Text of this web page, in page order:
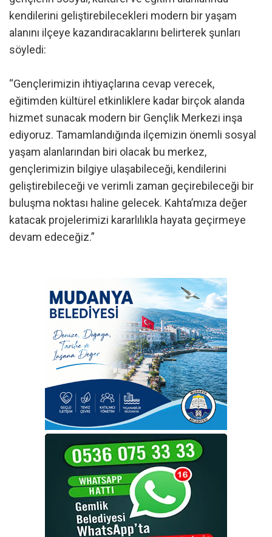
kendilerini geliştirebilecekleri modern bir yaşam
alanını ilçeye kazandıracaklarını belirterek şunları
söyledi:
“Gençlerimizin ihtiyaçlarına cevap verecek,
eğitimden kültürel etkinliklere kadar birçok alanda
hizmet sunacak modern bir Gençlik Merkezi inşa
ediyoruz. Tamamlandığında ilçemizin önemli sosyal
yaşam alanlarından biri olacak bu merkez,
gençlerimizin bilgiye ulaşabileceği, kendilerini
geliştirebileceği ve verimli zaman geçirebileceği bir
buluşma noktası haline gelecek. Kahta’mıza değer
katacak projelerimizi kararlılıkla hayata geçirmeye
devam edeceğiz.”